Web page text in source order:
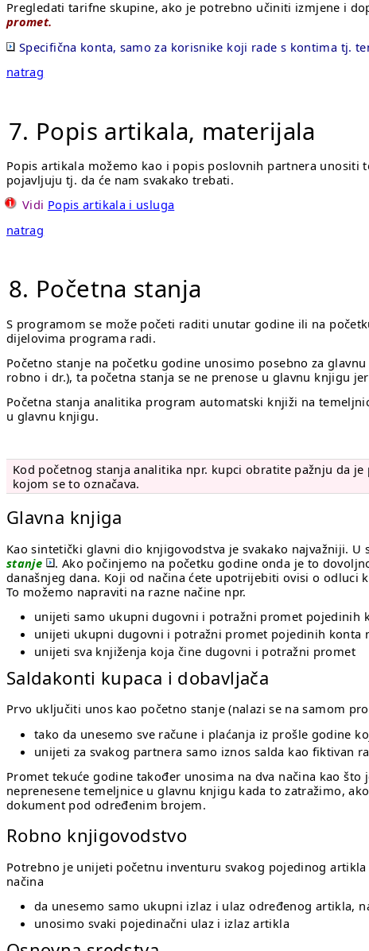
Pregledati tarifne skupine, ako je potrebno učiniti izmjene i
promet.
Specifična konta, samo za korisnike koji rade s kontima tj.
natrag
7. Popis artikala, materijala
Popis artikala možemo kao i popis poslovnih partnera
pojavljuju tj. da će nam svakako trebati.
Vidi Popis artikala i usluga
natrag
8. Početna stanja
S programom se može početi raditi unutar godine ili na
dijelovima programa radi.
Početno stanje na početku godine unosimo posebno za
robno i dr.), ta početna stanja se ne prenose u glavnu knjigu
Početna stanja analitika program automatski knjiži na
u glavnu knjigu.
Kod početnog stanja analitika npr. kupci obratite pažnju da
kojom se to označava.
Glavna knjiga
Kao sintetički glavni dio knjigovodstva je svakako najvažniji.
stanje
. Ako počinjemo na početku godine onda je to
današnjeg dana. Koji od načina ćete upotrijebiti ovisi o
To možemo napraviti na razne načine npr.
unijeti samo ukupni dugovni i potražni promet pojedinih
unijeti ukupni dugovni i potražni promet pojedinih konta
unijeti sva knjiženja koja čine dugovni i potražni promet
Saldakonti kupaca i dobavljača
Prvo uključiti unos kao početno stanje (nalazi se na samom
tako da unesemo sve račune i plaćanja iz prošle godine
unijeti za svakog partnera samo iznos salda kao fiktivan
Promet tekuće godine također unosima na dva načina kao
neprenesene temeljnice u glavnu knjigu kada to zatražimo,
dokument pod određenim brojem.
Robno knjigovodstvo
Potrebno je unijeti početnu inventuru svakog pojedinog
načina
da unesemo samo ukupni izlaz i ulaz određenog artikla,
unosimo svaki pojedinačni ulaz i izlaz artikla